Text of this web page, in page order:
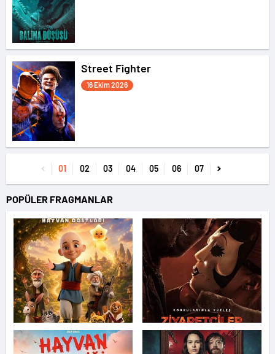
Street Fighter
16 Ekim 2026
01 02 03 04 05 06 07
POPÜLER FRAGMANLAR